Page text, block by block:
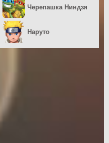
Черепашка Ниндзя
Наруто